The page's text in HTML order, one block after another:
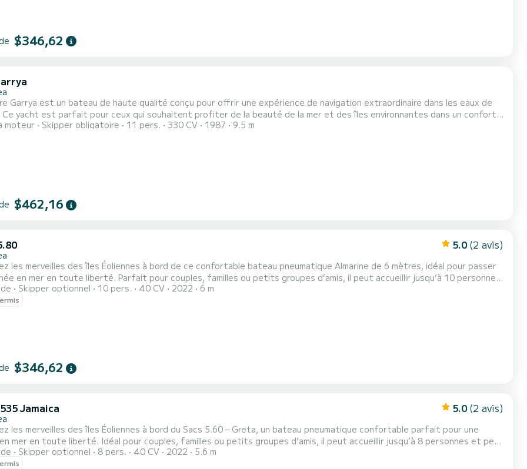
$346,62
Garrya est un bateau de haute qualité conçu pour offrir une expérience de navigation extraordinaire dans les eaux de
Ce yacht est parfait pour ceux qui souhaitent profiter de la beauté de la mer et des îles environnantes dans un confort
de performances et de fonctionnalités exceptionnelles. Sa
moteur Skipper obligatoire 11 pers. 330 CV 1987 9.5 m
$462,16
5.0 (2 avis)
les merveilles des îles Éoliennes à bord de ce confortable bateau pneumatique Almarine de 6 mètres, idéal pour passer
Parfait pour couples, familles ou petits groupes d’amis, il peut accueillir jusqu’à 10 personnes
bateau. Grâce aux grands bains de soleil à l’avant et à l’arrière, vous pourrez vous détendre au
Skipper optionnel 10 pers. 40 CV 2022 6 m
$346,62
Jamaica 5.0 (2 avis)
les merveilles des îles Éoliennes à bord du Sacs 5.60 – Greta, un bateau pneumatique confortable parfait pour une
pour couples, familles ou petits groupes d’amis, il peut accueillir jusqu’à 8 personnes et peut
aux grands bains de soleil à l’avant et à l’arrière et au tendalino parasole, vous pourrez vous
Skipper optionnel 8 pers. 40 CV 2022 5.6 m